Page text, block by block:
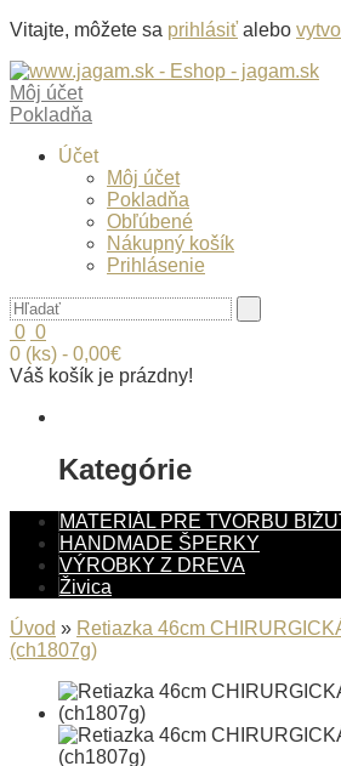
Vitajte, môžete sa prihlásiť alebo
Môj účet
Pokladňa
Účet
Môj účet
Pokladňa
Obľúbené
Nákupný košík
Prihlásenie
0 0
0 (ks) - 0,00€
Váš košík je prázdny!
Kategórie
MATERIÁL PRE TVORBU
HANDMADE ŠPERKY
VÝROBKY Z DREVA
Živica
Úvod » Retiazka 46cm
(ch1807g)